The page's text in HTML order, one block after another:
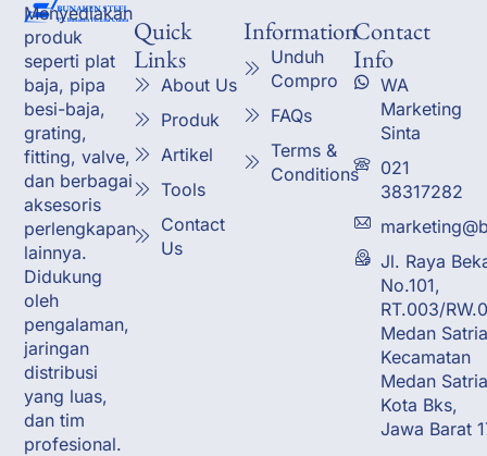
Menyediakan
produk
seperti plat
baja, pipa
besi-baja,
grating,
fitting, valve,
dan berbagai
aksesoris
perlengkapan
lainnya.
Didukung
oleh
pengalaman,
jaringan
distribusi
yang luas,
dan tim
profesional.
Quick
Links
About Us
Produk
Artikel
Tools
Contact
Us
Information
Unduh
Compro
FAQs
Terms &
Conditions
Contact
Info
WA
Marketing
Sinta
021
38317282
Jl. Raya
No.101,
RT.003/
Medan
Kecamatan
Medan
Kota Bks,
Jawa Barat